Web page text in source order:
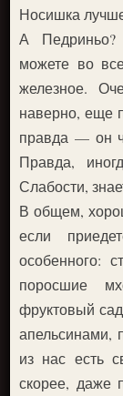
Носишка
А Педриньо?
можете во
железное.
наверно, еще
правда — он
Правда,
Слабости,
В общем,
если
особенного:
поросшие
фруктовый
апельсинами,
из нас есть
скорее, даже